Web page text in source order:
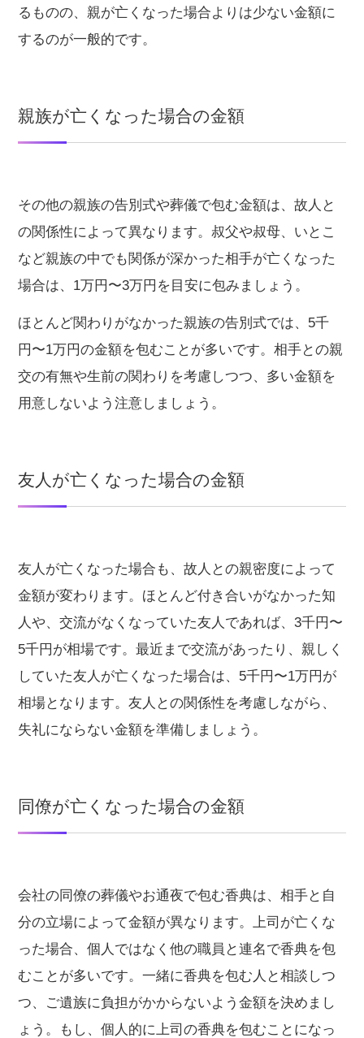
るものの、親が亡くなった場合よりは少ない金額に
するのが一般的です。
親族が亡くなった場合の金額
その他の親族の告別式や葬儀で包む金額は、故人と
の関係性によって異なります。叔父や叔母、いとこ
など親族の中でも関係が深かった相手が亡くなった
場合は、1万円〜3万円を目安に包みましょう。
ほとんど関わりがなかった親族の告別式では、5千
円〜1万円の金額を包むことが多いです。相手との親
交の有無や生前の関わりを考慮しつつ、多い金額を
用意しないよう注意しましょう。
友人が亡くなった場合の金額
友人が亡くなった場合も、故人との親密度によって
金額が変わります。ほとんど付き合いがなかった知
人や、交流がなくなっていた友人であれば、3千円〜
5千円が相場です。最近まで交流があったり、親しく
していた友人が亡くなった場合は、5千円〜1万円が
相場となります。友人との関係性を考慮しながら、
失礼にならない金額を準備しましょう。
同僚が亡くなった場合の金額
会社の同僚の葬儀やお通夜で包む香典は、相手と自
分の立場によって金額が異なります。上司が亡くな
った場合、個人ではなく他の職員と連名で香典を包
むことが多いです。一緒に香典を包む人と相談しつ
つ、ご遺族に負担がかからないよう金額を決めまし
ょう。もし、個人的に上司の香典を包むことになっ